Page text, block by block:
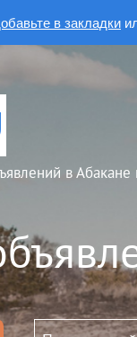
в закладки
в